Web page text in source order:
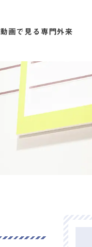
動画で見る専門外来